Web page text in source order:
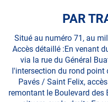
PAR
Situé au numéro 71, au
Accès détaillé :En venant
via la rue du Général
l'intersection du rond point
Pavés / Saint Felix,
remontant le Boulevard des